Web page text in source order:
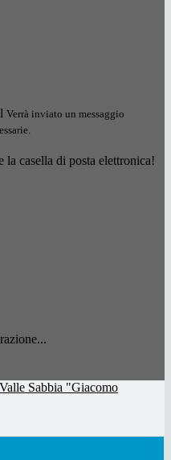
Verrà inviato un messaggio
casella di posta elettronica!